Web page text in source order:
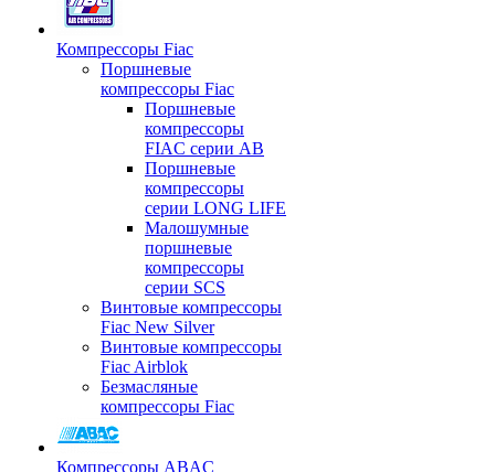
Компрессоры Fiac
Поршневые
компрессоры Fiac
Поршневые
компрессоры
FIAC серии AB
Поршневые
компрессоры
серии LONG LIFE
Малошумные
поршневые
компрессоры
серии SCS
Винтовые компрессоры
Fiac New Silver
Винтовые компрессоры
Fiac Airblok
Безмасляные
компрессоры Fiac
Компрессоры ABAC